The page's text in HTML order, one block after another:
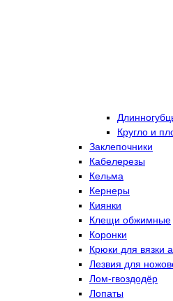
Кругло и
Заклепочники
Кабелерезы
Кельма
Кернеры
Киянки
Клещи обжимные
Коронки
Крюки для вязки
Лезвия для
Лом-гвоздодёр
Лопаты